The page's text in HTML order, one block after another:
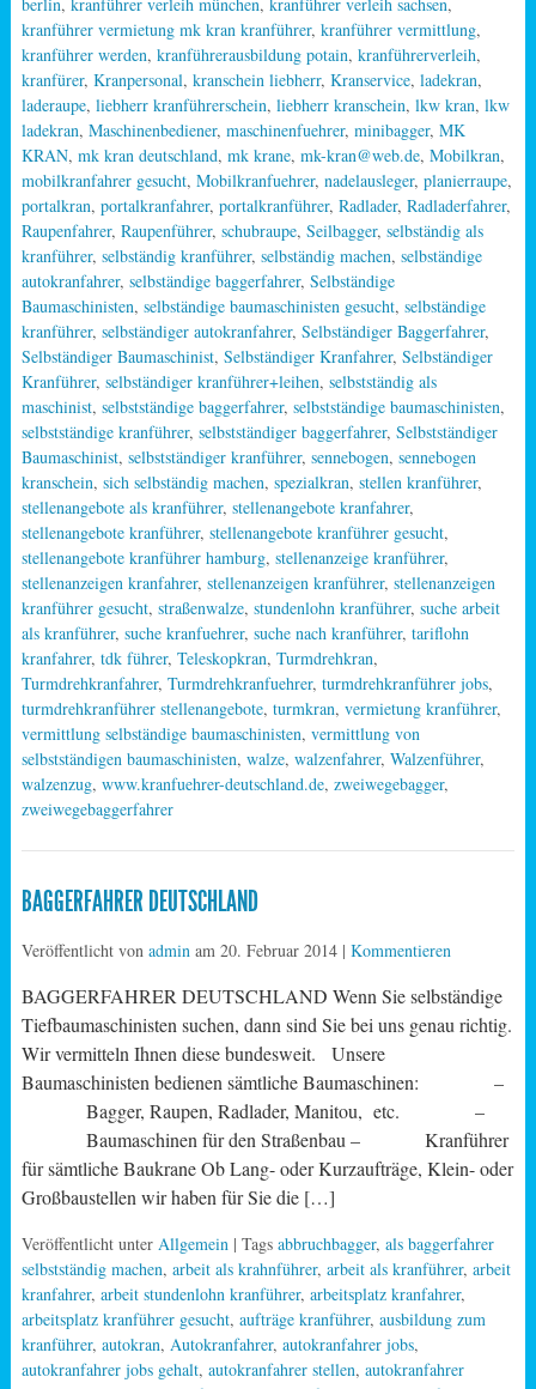
berlin, kranführer verleih münchen, kranführer verleih sachsen,
kranführer vermietung mk kran kranführer, kranführer vermittlung,
kranführer werden, kranführerausbildung potain, kranführerverleih,
kranfürer, Kranpersonal, kranschein liebherr, Kranservice, ladekran,
laderaupe, liebherr kranführerschein, liebherr kranschein, lkw kran, lkw
ladekran, Maschinenbediener, maschinenfuehrer, minibagger, MK
KRAN, mk kran deutschland, mk krane, mk-kran@web.de, Mobilkran,
mobilkranfahrer gesucht, Mobilkranfuehrer, nadelausleger, planierraupe,
portalkran, portalkranfahrer, portalkranführer, Radlader, Radladerfahrer,
Raupenfahrer, Raupenführer, schubraupe, Seilbagger, selbständig als
kranführer, selbständig kranführer, selbständig machen, selbständige
autokranfahrer, selbständige baggerfahrer, Selbständige
Baumaschinisten, selbständige baumaschinisten gesucht, selbständige
kranführer, selbständiger autokranfahrer, Selbständiger Baggerfahrer,
Selbständiger Baumaschinist, Selbständiger Kranfahrer, Selbständiger
Kranführer, selbständiger kranführer+leihen, selbstständig als
maschinist, selbstständige baggerfahrer, selbstständige baumaschinisten,
selbstständige kranführer, selbstständiger baggerfahrer, Selbstständiger
Baumaschinist, selbstständiger kranführer, sennebogen, sennebogen
kranschein, sich selbständig machen, spezialkran, stellen kranführer,
stellenangebote als kranführer, stellenangebote kranfahrer,
stellenangebote kranführer, stellenangebote kranführer gesucht,
stellenangebote kranführer hamburg, stellenanzeige kranführer,
stellenanzeigen kranfahrer, stellenanzeigen kranführer, stellenanzeigen
kranführer gesucht, straßenwalze, stundenlohn kranführer, suche arbeit
als kranführer, suche kranfuehrer, suche nach kranführer, tariflohn
kranfahrer, tdk führer, Teleskopkran, Turmdrehkran,
Turmdrehkranfahrer, Turmdrehkranfuehrer, turmdrehkranführer jobs,
turmdrehkranführer stellenangebote, turmkran, vermietung kranführer,
vermittlung selbständige baumaschinisten, vermittlung von
selbstständigen baumaschinisten, walze, walzenfahrer, Walzenführer,
walzenzug, www.kranfuehrer-deutschland.de, zweiwegebagger,
zweiwegebaggerfahrer
BAGGERFAHRER DEUTSCHLAND
Veröffentlicht von adminam 20. Februar 2014| Kommentieren
BAGGERFAHRER DEUTSCHLAND Wenn Sie selbständige
Tiefbaumaschinisten suchen, dann sind Sie bei uns genau richtig.
Wir vermitteln Ihnen diese bundesweit. Unsere
Baumaschinisten bedienen sämtliche Baumaschinen: –
Bagger, Raupen, Radlader, Manitou, etc. –
Baumaschinen für den Straßenbau – Kranführer
für sämtliche Baukrane Ob Lang- oder Kurzaufträge, Klein- oder
Großbaustellen wir haben für Sie die […]
Veröffentlicht unter Allgemein | Tags abbruchbagger, als baggerfahrer
selbstständig machen, arbeit als krahnführer, arbeit als kranführer, arbeit
kranfahrer, arbeit stundenlohn kranführer, arbeitsplatz kranfahrer,
arbeitsplatz kranführer gesucht, aufträge kranführer, ausbildung zum
kranführer, autokran, Autokranfahrer, autokranfahrer jobs,
autokranfahrer jobs gehalt, autokranfahrer stellen, autokranfahrer